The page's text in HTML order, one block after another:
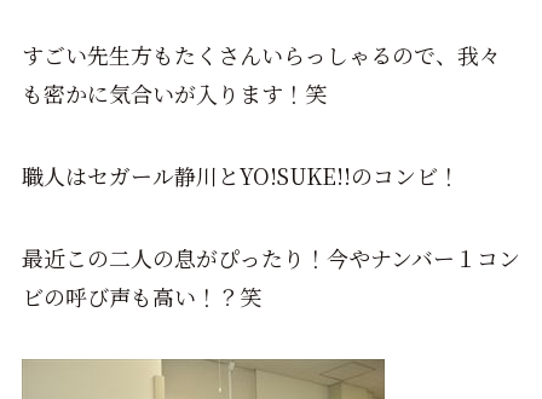
すごい先生方もたくさんいらっしゃるので、我々
も密かに気合いが入ります！笑
職人はセガール静川とYO!SUKE!!のコンビ！
最近この二人の息がぴったり！今やナンバー１コン
ビの呼び声も高い！？笑